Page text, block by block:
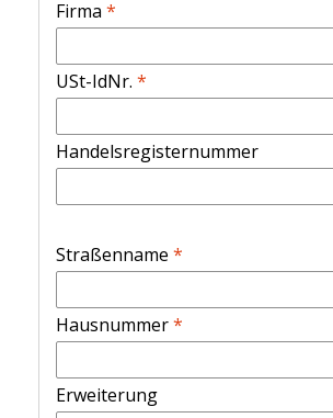
Firma *
USt-IdNr. *
Handelsregisternummer
Straßenname *
Hausnummer*
Erweiterung